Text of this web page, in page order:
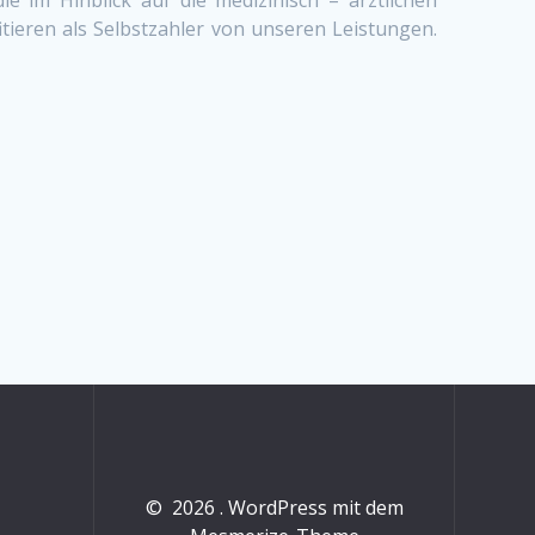
als Selbstzahler von unseren Leistungen.
© 2026 . WordPress mit dem